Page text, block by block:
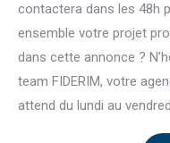
contactera dans les 48h
ensemble votre projet
dans cette annonce ?
team FIDERIM, votre
attend du lundi au